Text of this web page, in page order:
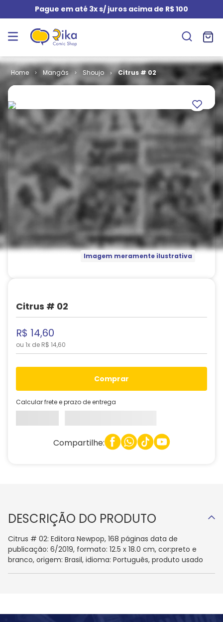
Pague em até 3x s/ juros acima de R$ 100
Mangás Shoujo Citrus # 02
Imagem meramente ilustrativa
Citrus # 02
R$ 14,60
ou 1x de R$ 14,60
comprar
Calcular frete e prazo de entrega
Compartilhe:
DESCRIÇÃO DO PRODUTO
Citrus # 02: Editora Newpop, 168 páginas data de
publicação: 6/2019, formato: 12.5 x 18.0 cm, cor:preto e
branco, origem: Brasil, idioma: Português, produto usado